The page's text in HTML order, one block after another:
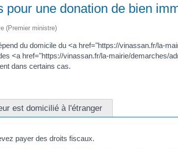
une donation de bien
(Premier ministre)
du domicile du <a href="https://vinassan.fr/la-
<a href="https://vinassan.fr/la-mairie/demarches/
dans certains cas.
est domicilié à l'étranger
payer des droits fiscaux.